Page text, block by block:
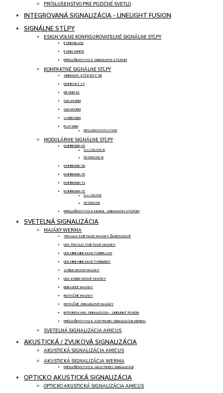
PRÍSLUŠENSTVO PRE POZIČNÉ SVETLO
INTEGROVANÁ SIGNALIZÁCIA - LINELIGHT FUSION
SIGNÁLNE STĹPY
ESIGN VOĽNE KONFIGUROVATEĽNÉ SIGNÁLNE STĹPY
ESIGN BLACK
ESIGN WHITE
PRÍSLUŠENSTVO K SIGNÁLNYM STĹPOM
KOMPAKTNÉ SIGNÁLNE STĹPY
SIGNÁLNY STĹP RST 56
KOMPAKT 37
DESIGN 42
CLEANSIGN
CLEARSIGN
VARIOSIGN
FLATSIGN
PRÍSLUŠENSTVO FLATSIGN
MODULÁRNE SIGNÁLNE STĹPY
KOMBISIGN 40
CLASSICLOOK 40
DESIGNLOOK 40
KOMBISIGN 50
KOMBISIGN 70
KOMBISIGN 71
KOMBISIGN 72
CLASSICLOOK
DESIGNLOOK
PRÍSLUŠENSTVO K MODUL. SIGNÁLNYM STĹPOM
SVETELNÁ SIGNALIZÁCIA
MAJÁKY WERMA
TRVALO SVIETIACE MAJÁKY ŽIAROVKOVÉ
LED TRVALO SVIETIACE MAJÁKY
LED MINI/ MIDI/ MAXI TWINFLASH
LED MINI/ MIDI/ MAXI TWINLIGHT
ZÁBLESKOVÉ MAJÁKY
LED ZÁBLESKOVÉ MAJÁKY
BLIKAJÚCE MAJÁKY
ROTAČNÉ MAJÁKY
ROTAČNÉ ZRKADLOVÉ MAJÁKY
INTEGROVANÁ SIGNALIZÁCIA - LINELIGHT FUSION
PRÍSLUŠENSTVO K SVETELNEJ SIGNALIZÁCII WERMA
SVETELNÁ SIGNALIZÁCIA AMICUS
AKUSTICKÁ / ZVUKOVÁ SIGNALIZÁCIA
AKUSTICKÁ SIGNALIZÁCIA AMICUS
AKUSTICKÁ SIGNALIZÁCIA WERMA
PRÍSLUŠENSTVO K AKUSTICKEJ SIGNALIZÁCII
OPTICKO AKUSTICKÁ SIGNALIZÁCIA
OPTICKO AKUSTICKÁ SIGNALIZÁCIA AMICUS